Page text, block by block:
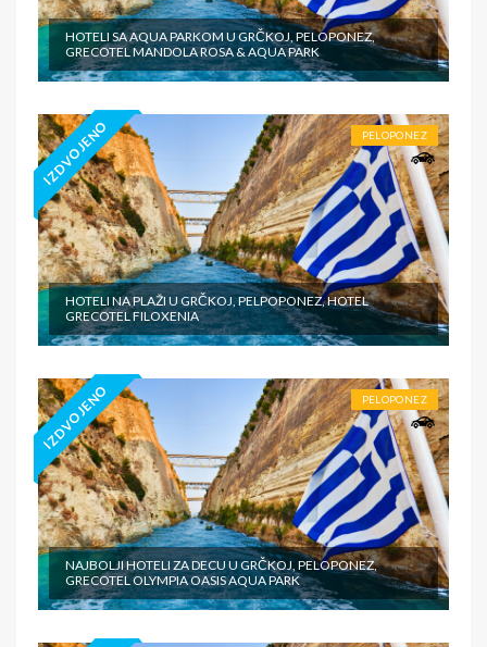
HOTELI SA AQUA PARKOM U GRČKOJ, PELOPONEZ,
GRECOTEL MANDOLA ROSA & AQUA PARK
IZDVOJENO PELOPONEZ
HOTELI NA PLAŽI U GRČKOJ, PELPOPONEZ, HOTEL
GRECOTEL FILOXENIA
IZDVOJENO PELOPONEZ
NAJBOLJI HOTELI ZA DECU U GRČKOJ, PELOPONEZ,
GRECOTEL OLYMPIA OASIS AQUA PARK